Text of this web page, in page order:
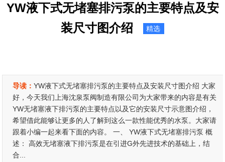
YW液下式无堵塞排污泵的主要特点及安
装尺寸图介绍
精选
导读：YW液下式无堵塞排污泵的主要特点及安装尺寸图介绍 大家
好，今天我们上海沈泉泵阀制造有限公司为大家带来的内容是有关
YW无堵塞液下排污泵的主要特点以及它的安装尺寸示意图介绍，
希望借此能够让更多的人了解到这么一款性能优秀的水泵。大家请
跟着小编一起来看下面的内容。 一、 YW液下式无堵塞排污泵 概
述： 高效无堵塞液下排污泵是在引进G外先进技术的基础上，结
合...